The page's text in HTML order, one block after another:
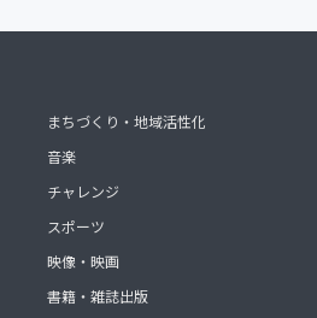
まちづくり・地域活性化
音楽
チャレンジ
スポーツ
映像・映画
書籍・雑誌出版